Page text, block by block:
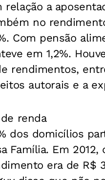
relação a
no
Com pensão
em 1,2%.
rendimentos,
autorais e a
renda
dos domicílios
Família. Em
era de R$